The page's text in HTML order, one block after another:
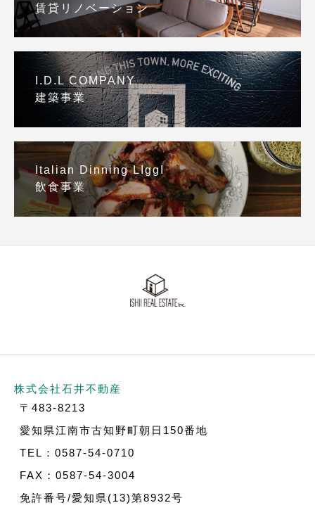
賃貸リノベーション
I.D.L COMPANY
建築事業
Italian Dinning LIggI
飲食事業
株式会社石井不動産
〒483-8213
愛知県江南市古知野町朝日150番地
TEL：0587-54-0710
FAX：0587-54-3004
免許番号/愛知県(13)第8932号